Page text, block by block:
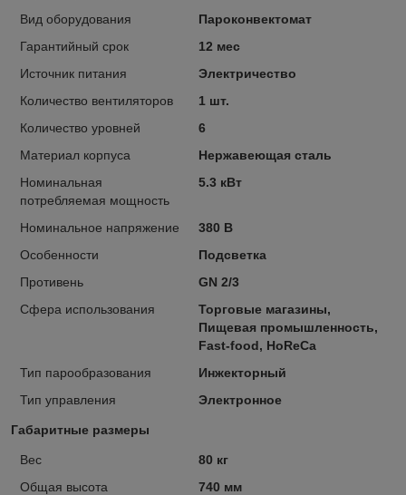
Вид оборудования
Пароконвектомат
Гарантийный срок
12 мес
Источник питания
Электричество
Количество вентиляторов
1 шт.
Количество уровней
6
Материал корпуса
Нержавеющая сталь
Номинальная
потребляемая мощность
5.3 кВт
Номинальное напряжение
380 В
Особенности
Подсветка
Противень
GN 2/3
Сфера использования
Торговые магазины,
Пищевая промышленность,
Fast-food, HoReCa
Тип парообразования
Инжекторный
Тип управления
Электронное
Габаритные размеры
Вес
80 кг
Общая высота
740 мм